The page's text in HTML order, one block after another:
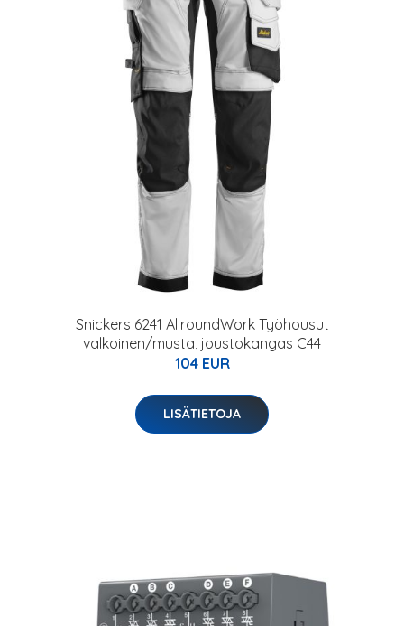
Snickers 6241 AllroundWork Työhousut
valkoinen/musta, joustokangas C44
104 EUR
LISÄTIETOJA